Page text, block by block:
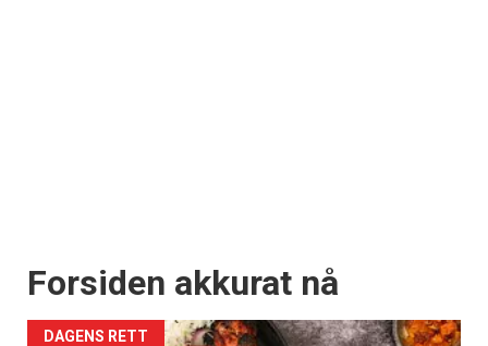
Forsiden akkurat nå
DAGENS RETT